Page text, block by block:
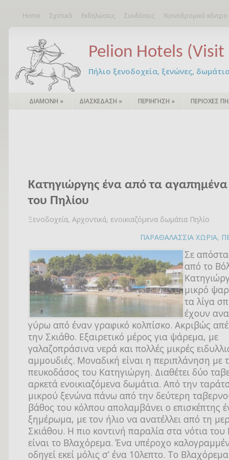
Home Σχετικά Εκδηλώσεις Συνδέσεις Χιονοδρομικό
Pelion Hotels (Visit
Πήλιο ξενοδοχεία, ξενώνες,
ΔΙΑΜΟΝΗ » ΔΙΑΣΚΕΔΑΣΗ » ΠΕΡΙΗΓΗΣΗ » ΠΕΡΙΟΧΕΣ
Κατηγιώργης ένα από τα
του Πηλίου
Ξενοδοχεία, Αρχοντικά, ενοικιαζόμενα δωμάτια Πηλίο
ΠΑΡΑΘΑΛΑΣΣΙΑ ΧΩΡΙΑ,
Σε
από το
μικρό
τα λίγα
έχουν
γύρω από έναν γραφικό κολπίσκο. Ακριβώς
την Σκιάθο. Εξαιρετικό μέρος για ψάρεμα, με
γαλαζοπράσινα νερά και πολλές μικρές
αμμουδιές. Μοναδική είναι η περιπλάνηση με
πευκοδάσος του Κατηγιώργη. Διαθέτει δύο
αρκετά ενοικιαζόμενα δωμάτια. Από την
μικρού ξενώνα πάνω από την δεύτερη
βάθος του κόλπου απολαμβάνει ο επισκέπτης
ξημέρωμα, με τον ήλιο να ανατέλλει από τη
Σκιάθου. Η πιο κοντινή παραλία στα νότια
είναι το Βλαχόρεμα. Ένα υπέροχο
οδηγεί εκεί μόλις σ’ ένα 10λεπτο. Το